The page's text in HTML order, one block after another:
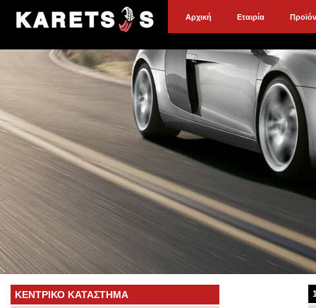
Αρχική Εταιρία
ΚΕΝΤΡΙΚΟ ΚΑΤΑΣΤΗΜΑ